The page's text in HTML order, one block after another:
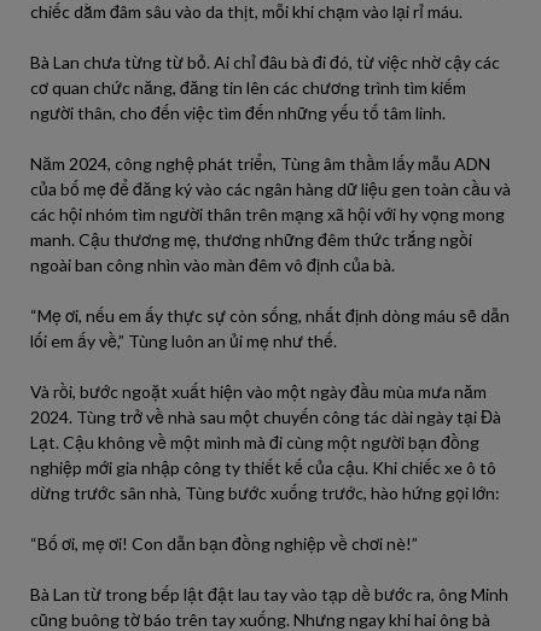
chiếc dằm đâm sâu vào da thịt, mỗi khi chạm vào lại rỉ máu.
Bà Lan chưa từng từ bỏ. Ai chỉ đâu bà đi đó, từ việc nhờ cậy các
cơ quan chức năng, đăng tin lên các chương trình tìm kiếm
người thân, cho đến việc tìm đến những yếu tố tâm linh.
Năm 2024, công nghệ phát triển, Tùng âm thầm lấy mẫu ADN
của bố mẹ để đăng ký vào các ngân hàng dữ liệu gen toàn cầu và
các hội nhóm tìm người thân trên mạng xã hội với hy vọng mong
manh. Cậu thương mẹ, thương những đêm thức trắng ngồi
ngoài ban công nhìn vào màn đêm vô định của bà.
“Mẹ ơi, nếu em ấy thực sự còn sống, nhất định dòng máu sẽ dẫn
lối em ấy về,” Tùng luôn an ủi mẹ như thế.
Và rồi, bước ngoặt xuất hiện vào một ngày đầu mùa mưa năm
2024. Tùng trở về nhà sau một chuyến công tác dài ngày tại Đà
Lạt. Cậu không về một mình mà đi cùng một người bạn đồng
nghiệp mới gia nhập công ty thiết kế của cậu. Khi chiếc xe ô tô
dừng trước sân nhà, Tùng bước xuống trước, hào hứng gọi lớn:
“Bố ơi, mẹ ơi! Con dẫn bạn đồng nghiệp về chơi nè!”
Bà Lan từ trong bếp lật đật lau tay vào tạp dề bước ra, ông Minh
cũng buông tờ báo trên tay xuống. Nhưng ngay khi hai ông bà